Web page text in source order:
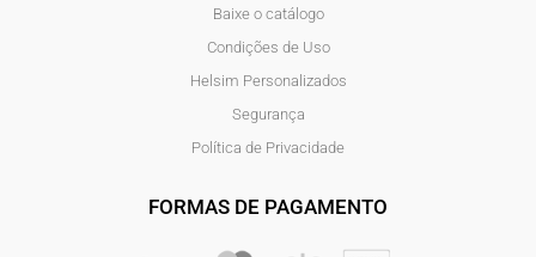
Baixe o catálogo
Condições de Uso
Helsim Personalizados
Segurança
Política de Privacidade
FORMAS DE PAGAMENTO